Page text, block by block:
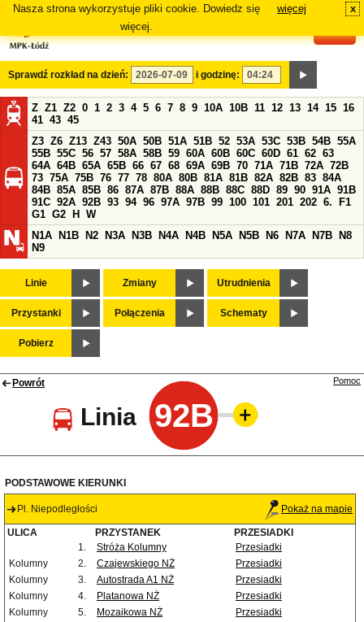
Nasza strona wykorzystuje pliki cookie. Dowiedz się
więcej.
więcej x
Sprawdź rozkład na dzień: i godzinę:
Z Z1 Z2 0 1 2 3 4 5 6 7 8 9 10A 10B 11 12 13 14 15 16
41 43 45
Z3 Z6 Z13 Z43 50A 50B 51A 51B 52 53A 53C 53B 54B 55A
55B 55C 56 57 58A 58B 59 60A 60B 60C 60D 61 62 63
64A 64B 65A 65B 66 67 68 69A 69B 70 71A 71B 72A 72B
73 75A 75B 76 77 78 80A 80B 81A 81B 82A 82B 83 84A
84B 85A 85B 86 87A 87B 88A 88B 88C 88D 89 90 91A 91B
91C 92A 92B 93 94 96 97A 97B 99 100 101 201 202 6.
F1
G1 G2 H
W
N1A
N1B N2 N3A N3B N4A N4B N5A N5B N6 N7A N7B
N8
N9
Linie Zmiany Utrudnienia
Przystanki Połączenia Schematy
Pobierz
Powrót
Linia 92B
Pomoc
PODSTAWOWE KIERUNKI
Pl. Niepodległości Pokaż na mapie
ULICA PRZYSTANEK
PRZESIADKI
1.
Stróża Kolumny
Przesiadki
Kolumny
2. Czajewskiego NŻ
Przesiadki
Kolumny
3. Autostrada A1 NŻ
Przesiadki
Kolumny
4. Platanowa NŻ
Przesiadki
Kolumny
5. Mozaikowa NŻ
Przesiadki